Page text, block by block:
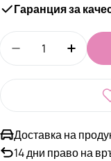
Гаранция за
Намали
Доставка на
14 дни право на